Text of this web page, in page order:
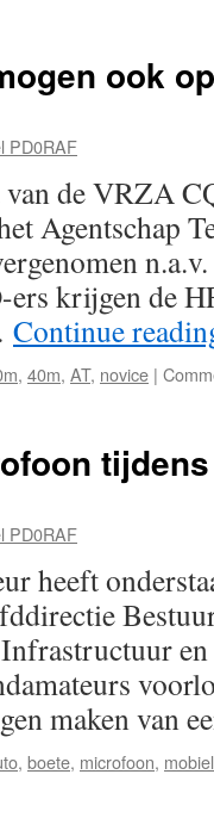
van
ook
PD0RAF
de VRZA
Agentschap
krijgen de
Continue
, 40m, AT, novice |
PD0RAF
heeft
maken van
, boete, microfoon, mobiel